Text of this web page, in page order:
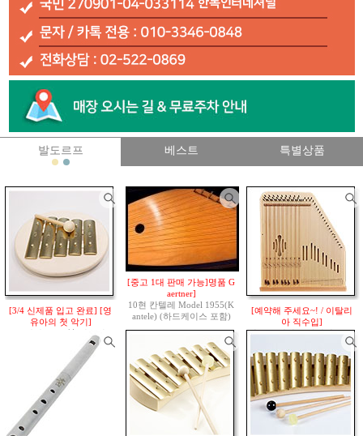
발도르프 베스트 특별상품
[3/4 신제품 입고 완료] [영
유아의 첫 악기]
5음 글로
켄슈필
(A=440Hz)
음역 : g''' - a''' - h'''(b''') - d''''
- e''''
70,000원
[중고 1대 판매 가능]명품 G
aertner]
10현 칸텔레 Model 1955(K
antele) (하드케이스 포함)
오음계튜닝 d'(D4) ~ e"(E
5) / 온음계튜닝 c'(C4) ~ e"
(E5)
520,000원
[예약해 주세요~! / 이탈리
아 직수입]
최고급 치터/프살터리(Zithe
r; Cithare; Psaltery; Salterio)
9음 X 4현 / 25현 크로마틱
9음 X 4현 / 25현 크로마틱
주문제작상품
1,600,000원